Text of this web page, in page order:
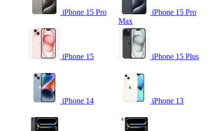
iPhone 15 Pro
iPhone 15 Pro
Max
iPhone 15 iPhone 15 Plus
iPhone 14 iPhone 13